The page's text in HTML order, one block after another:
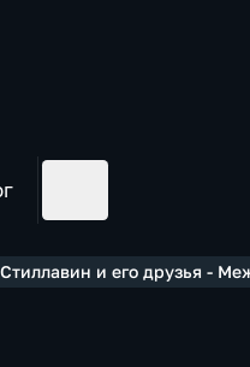
и его друзья -